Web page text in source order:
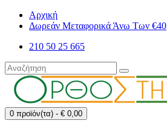
Αρχική
Δωρεάν Μεταφορικά Άνω Των €40
210 50 25 665
0 προϊόν(τα) - € 0,00